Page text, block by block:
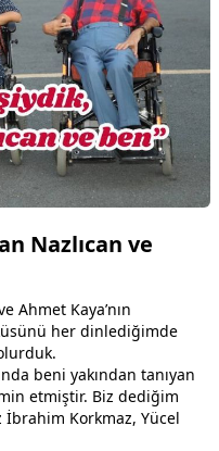
Nazlıcan ve
Ahmet Kaya’nın
her dinlediğimde
beni yakından tanıyan
etmiştir. Biz dediğim
Korkmaz, Yücel